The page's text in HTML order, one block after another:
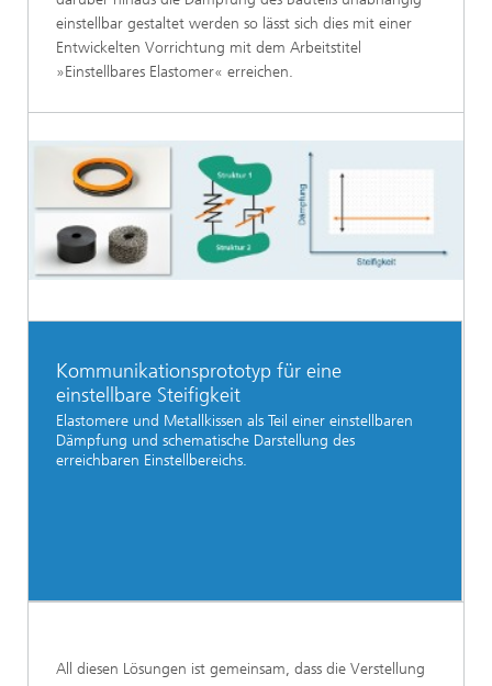
einstellbar gestaltet werden so lässt sich dies mit einer
Entwickelten Vorrichtung mit dem Arbeitstitel
»Einstellbares Elastomer« erreichen.
Kommunikationsprototyp für eine
einstellbare Steifigkeit
Elastomere und Metallkissen als Teil einer einstellbaren
Dämpfung und schematische Darstellung des
erreichbaren Einstellbereichs.
All diesen Lösungen ist gemeinsam, dass die Verstellung